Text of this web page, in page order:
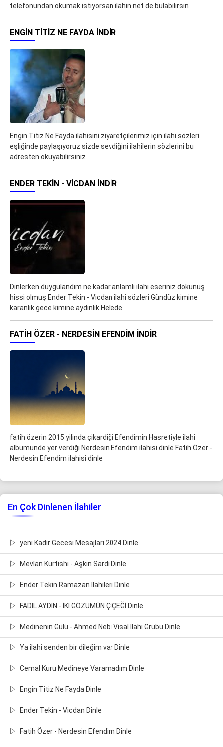
telefonundan okumak istiyorsan ilahin.net de bulabilirsin
ENGIN TITIZ NE FAYDA İNDIR
Engin Titiz Ne Fayda ilahisini ziyaretçilerimiz için ilahi sözleri
eşliğinde paylaşıyoruz sizde sevdiğini ilahilerin sözlerini bu
adresten okuyabilirsiniz
ENDER TEKIN - VICDAN İNDIR
Dinlerken duygulandım ne kadar anlamlı ilahi eseriniz dokunuş
hissi olmuş Ender Tekin - Vicdan ilahi sözleri Gündüz kimine
karanlık gece kimine aydınlık Helede
FATIH ÖZER - NERDESIN EFENDIM İNDIR
fatih özerin 2015 yilinda çikardiği Efendimin Hasretiyle ilahi
albumunde yer verdiği Nerdesin Efendim ilahisi dinle Fatih Özer -
Nerdesin Efendim ilahisi dinle
En Çok Dinlenen İlahiler
yeni Kadir Gecesi Mesajları 2024 Dinle
Mevlan Kurtishi - Aşkın Sardı Dinle
Ender Tekin Ramazan İlahileri Dinle
FADIL AYDIN - İKİ GÖZÜMÜN ÇİÇEĞİ Dinle
Medinenin Gülü - Ahmed Nebi Visal İlahi Grubu Dinle
Ya ilahi senden bir dileğim var Dinle
Cemal Kuru Medineye Varamadım Dinle
Engin Titiz Ne Fayda Dinle
Ender Tekin - Vicdan Dinle
Fatih Özer - Nerdesin Efendim Dinle